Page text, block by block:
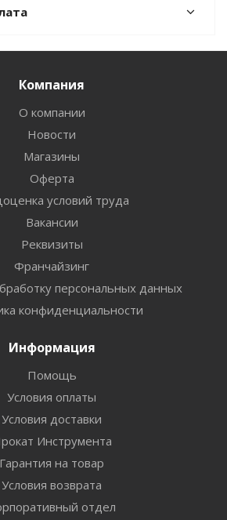
Компания
О компании
Новости
Магазины
Оферта
условий труда
Вакансии
Реквизиты
Франчайзинг
персональных данных
конфиденциальности
Информация
Помощь
Условия оплаты
Условия доставки
Инструмента
Гарантия на товар
Условия возврата
отдел